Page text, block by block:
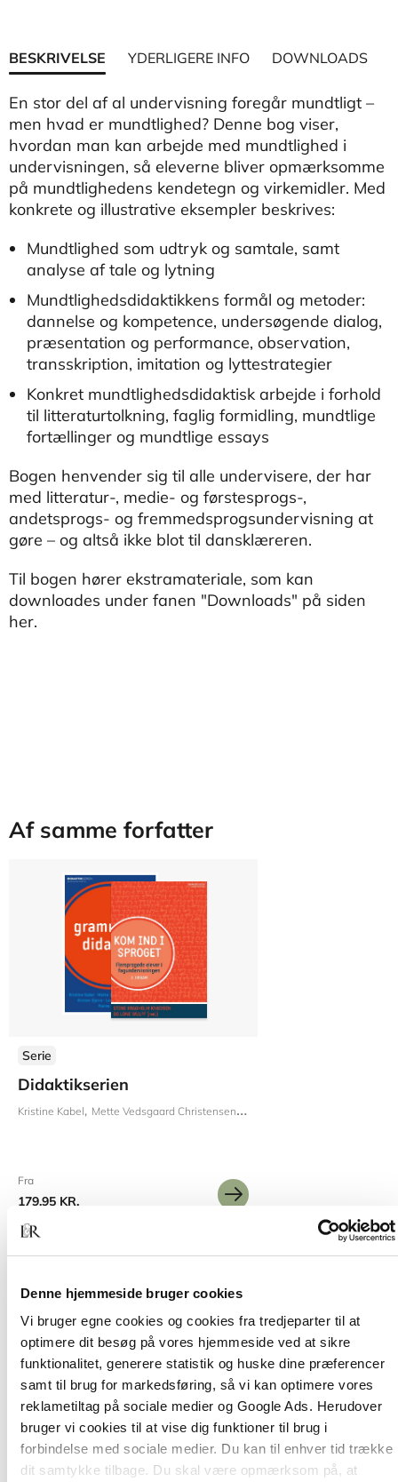
Denne hjemmeside bruger cookies
Vi bruger egne cookies og cookies fra tredjeparter til at
optimere dit besøg på vores hjemmeside ved at sikre
funktionalitet, generere statistik og huske dine præferencer
samt til brug for markedsføring, så vi kan optimere vores
reklametiltag på sociale medier og Google Ads. Herudover
bruger vi cookies til at vise dig funktioner til brug i
forbindelse med sociale medier. Du kan til enhver tid trække
dit samtykke tilbage. Du skal være opmærksom på, at
BESKRIVELSE YDERLIGERE INFO DOWNLOADS
En stor del af al undervisning foregår mundtligt –
men hvad er mundtlighed? Denne bog viser,
hvordan man kan arbejde med mundtlighed i
undervisningen, så eleverne bliver opmærksomme
på mundtlighedens kendetegn og virkemidler. Med
konkrete og illustrative eksempler beskrives:
Mundtlighed som udtryk og samtale, samt
analyse af tale og lytning
Mundtlighedsdidaktikkens formål og metoder:
dannelse og kompetence, undersøgende dialog,
præsentation og performance, observation,
transskription, imitation og lyttestrategier
Konkret mundtlighedsdidaktisk arbejde i forhold
til litteraturtolkning, faglig formidling, mundtlige
fortællinger og mundtlige essays
Bogen henvender sig til alle undervisere, der har
med litteratur-, medie- og førstesprogs-,
andetsprogs- og fremmedsprogsundervisning at
gøre – og altså ikke blot til dansklæreren.
Til bogen hører ekstramateriale, som kan
downloades under fanen "Downloads" på siden
her.
Af samme forfatter
Serie
Didaktikserien
Kristine Kabel Mette Vedsgaard Christensen Kirsten Bjerre
Fra
179,95 KR.
Titler i serien